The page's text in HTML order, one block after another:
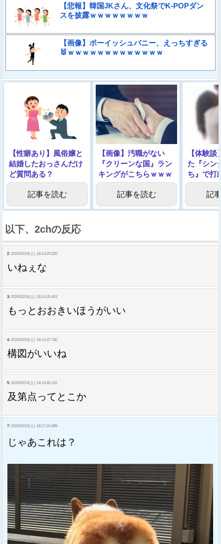
【悲報】韓国JKさん、文化祭でK-POPダン
スを披露ｗｗｗｗｗｗｗｗ
【画像】ボーイッシュバニー、えっちすぎる
🐰ｗｗｗｗｗｗｗｗｗｗｗｗｗ
【性癖あり】風俗嬢と
結婚したおっさんだけ
ど質問ある？
記事を読む
【画像】汚職がない
『クリーンな国』ラン
キングがこちらｗｗｗ
ｗ
記事を読む
【体験
た『シン
ち』で打
記
以下、2chの反応
2: 2024/02/24(土) 18:14:20.020
いねぇな
3: 2024/02/24(土) 18:14:28.403
もっとおおきいほうがいい
4: 2024/02/24(土) 18:14:37.730
構図がいいね
5: 2024/02/24(土) 18:14:49.132
及第点ってとこか
7: 2024/02/24(土) 18:17:24.489
じゃあこれは？